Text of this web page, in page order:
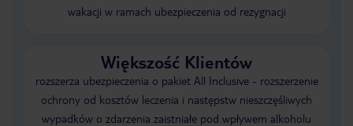
wakacji w ramach ubezpieczenia od rezygnacji
Większość Klientów
rozszerza ubezpieczenia o pakiet All Inclusive - rozszerzenie
ochrony od kosztów leczenia i następstw nieszczęśliwych
wypadków o zdarzenia zaistniałe pod wpływem alkoholu